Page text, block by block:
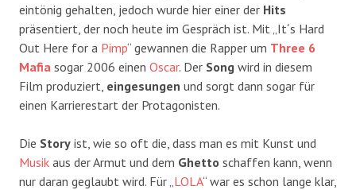
eintönig gehalten, jedoch wurde hier einer der Hits
präsentiert, der noch heute im Gespräch ist. Mit „It´s Hard
Out Here for a Pimp“ gewannen die Rapper um Three 6
Mafia sogar 2006 einen Oscar. Der Song wird in diesem
Film produziert, eingesungen und sorgt dann sogar für
einen Karrierestart der Protagonisten.
Die Story ist, wie so oft die, dass man es mit Kunst und
Musik aus der Armut und dem Ghetto schaffen kann, wenn
nur daran geglaubt wird. Für „ LOLA“ war es schon lange klar,